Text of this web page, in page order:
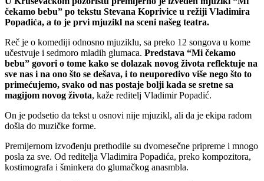
čekamo bebu” po tekstu Stevana Koprivice u režiji Vladimira
Popadića, a to je prvi mjuzikl na sceni našeg teatra.
Reč je o komediji odnosno mjuziklu, sa preko 12 songova u kome
učestvuje i sedmoro mladih glumaca. Predstava “Mi čekamo
bebu” govori o tome kako se dolazak novog života reflektuje na
sve nas i na ono što se dešava, i to neuporedivo više nego što to
primećujemo, svako od nas postaje bolji kada se sretne sa
magijom novog života, kaže reditelj Vladimir Popadić.
On je podsetio da tekst u osnovi nije mjuzikl, ali da je ekipa radom
došla do muzičke forme.
Premijernom izvođenju prethodile su dvomesečne pripreme i mnogo
posla za sve. Od reditelja Vladimira Popadića, preko kompozitora,
kostimografa i šminkera do glumačkog anasmbla.